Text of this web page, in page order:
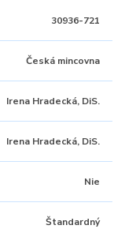
30936-721
Česká mincovna
Irena Hradecká, DiS.
Irena Hradecká, DiS.
Nie
Štandardný